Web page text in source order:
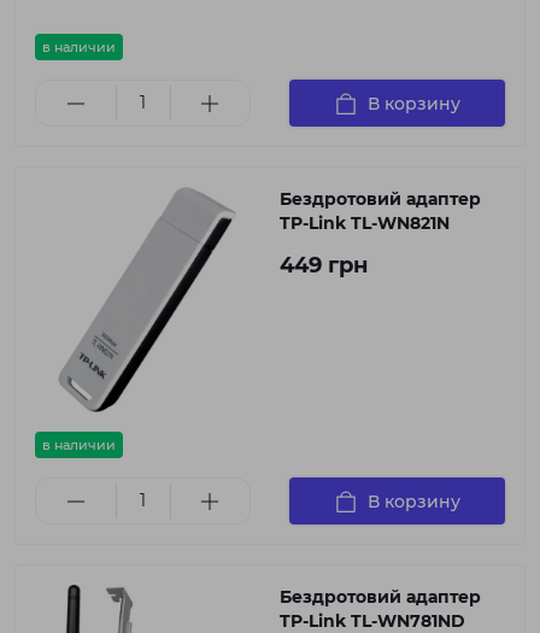
в наличии
В корзину
в наличии
Бездротовий адаптер
TP-Link TL-WN821N
449 грн
В корзину
Бездротовий адаптер
TP-Link TL-WN781ND